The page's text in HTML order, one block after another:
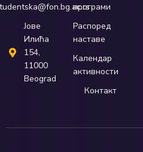
Јове
Илића
154,
11000
Beograd
програми
Распоред
наставе
Календар
активности
Контакт